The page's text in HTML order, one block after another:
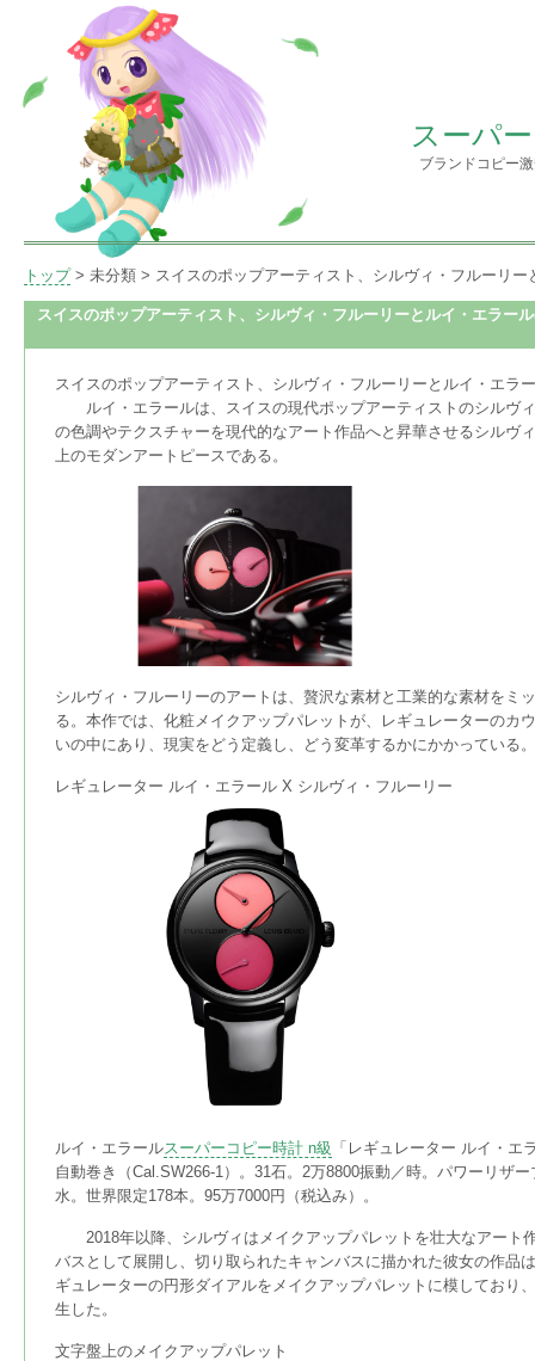
スーパ
ブランドコピー
トップ> 未分類 > スイスのポップアーティスト、シルヴィ・フルーリ
スイスのポップアーティスト、シルヴィ・フルーリーとルイ・エラー
スイスのポップアーティスト、シルヴィ・フルーリーとルイ・エラ
ルイ・エラールは、スイスの現代ポップアーティストのシルヴ
の色調やテクスチャーを現代的なアート作品へと昇華させるシルヴ
上のモダンアートピースである。
シルヴィ・フルーリーのアートは、贅沢な素材と工業的な素材を
る。本作では、化粧メイクアップパレットが、レギュレーターの
いの中にあり、現実をどう定義し、どう変革するかにかかっている。
レギュレーター ルイ・エラール X シルヴィ・フルーリー
ルイ・エラールスーパーコピー時計 n級 「レギュレーター ルイ・
自動巻き（Cal.SW266-1）。31石。2万8800振動／時。パワーリザ
水。世界限定178本。95万7000円（税込み）。
2018年以降、シルヴィはメイクアップパレットを壮大なアート
バスとして展開し、切り取られたキャンバスに描かれた彼女の作品
ギュレーターの円形ダイアルをメイクアップパレットに模してお
生した。
文字盤上のメイクアップパレット